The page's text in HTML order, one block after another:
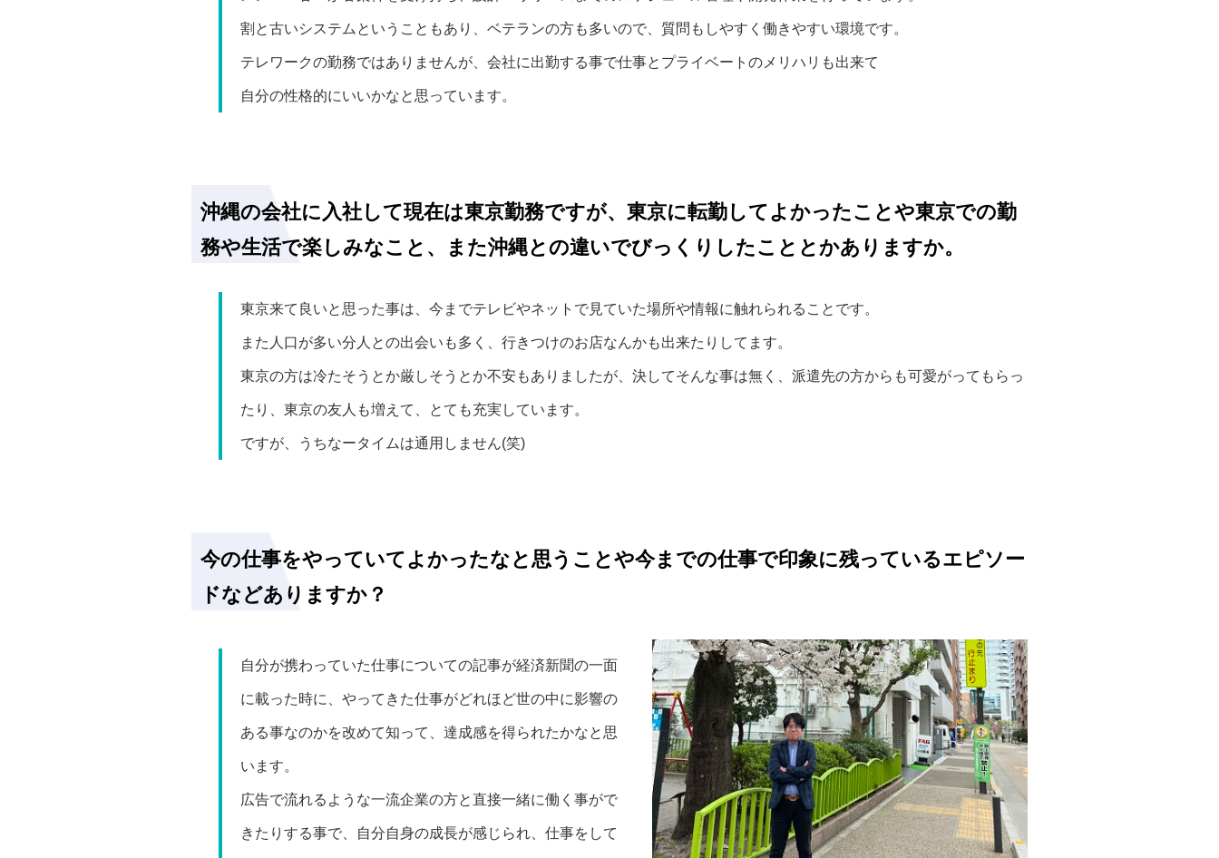
割と古いシステムということもあり、ベテランの方も多いので、質問もしやすく働きやすい環境です。
テレワークの勤務ではありませんが、会社に出勤する事で仕事とプライベートのメリハリも出来て
自分の性格的にいいかなと思っています。
沖縄の会社に入社して現在は東京勤務ですが、東京に転勤してよかったことや東京での勤
務や生活で楽しみなこと、また沖縄との違いでびっくりしたこととかありますか。
東京来て良いと思った事は、今までテレビやネットで見ていた場所や情報に触れられることです。
また人口が多い分人との出会いも多く、行きつけのお店なんかも出来たりしてます。
東京の方は冷たそうとか厳しそうとか不安もありましたが、決してそんな事は無く、派遣先の方からも可愛がってもらっ
たり、東京の友人も増えて、とても充実しています。
ですが、うちなータイムは通用しません(笑)
今の仕事をやっていてよかったなと思うことや今までの仕事で印象に残っているエピソー
ドなどありますか？
自分が携わっていた仕事についての記事が経済新聞の一面
に載った時に、やってきた仕事がどれほど世の中に影響の
ある事なのかを改めて知って、達成感を得られたかなと思
います。
広告で流れるような一流企業の方と直接一緒に働く事がで
きたりする事で、自分自身の成長が感じられ、仕事をして